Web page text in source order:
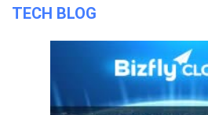
TECH BLOG